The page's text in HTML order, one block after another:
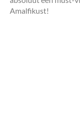
Amalfikust!